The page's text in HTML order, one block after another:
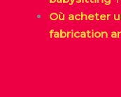
Où acheter
fabrication